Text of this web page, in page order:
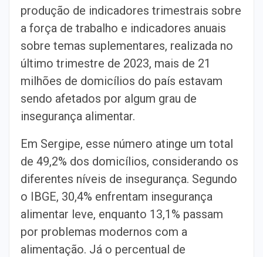
produção de indicadores trimestrais sobre
a força de trabalho e indicadores anuais
sobre temas suplementares, realizada no
último trimestre de 2023, mais de 21
milhões de domicílios do país estavam
sendo afetados por algum grau de
insegurança alimentar.
Em Sergipe, esse número atinge um total
de 49,2% dos domicílios, considerando os
diferentes níveis de insegurança. Segundo
o IBGE, 30,4% enfrentam insegurança
alimentar leve, enquanto 13,1% passam
por problemas modernos com a
alimentação. Já o percentual de